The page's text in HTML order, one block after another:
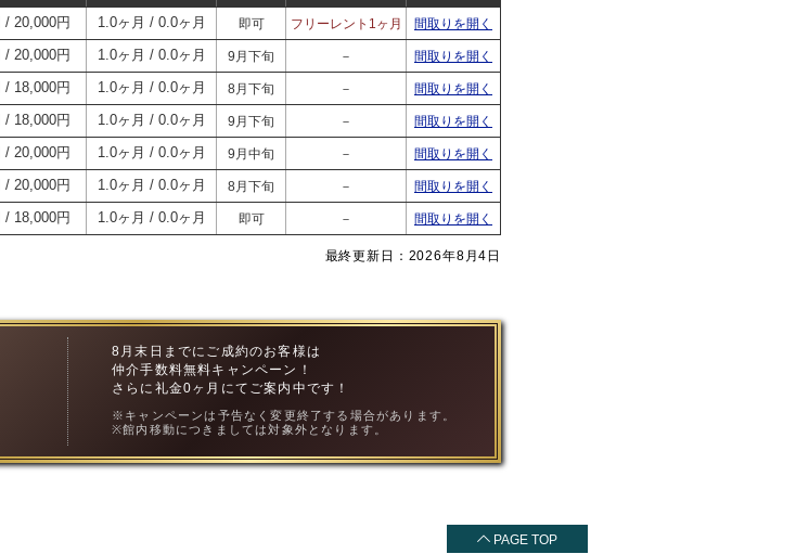
20,000円 1.0ヶ月 0.0ヶ月 即可 フリーレント1ヶ月 間取りを開く
20,000円 1.0ヶ月 0.0ヶ月 9月下旬 － 間取りを開く
18,000円 1.0ヶ月 0.0ヶ月 8月下旬 － 間取りを開く
18,000円 1.0ヶ月 0.0ヶ月 9月下旬 － 間取りを開く
20,000円 1.0ヶ月 0.0ヶ月 9月中旬 － 間取りを開く
20,000円 1.0ヶ月 0.0ヶ月 8月下旬 － 間取りを開く
18,000円 1.0ヶ月 0.0ヶ月 即可 － 間取りを開く
最終更新日：2026年8月4日
8月末日までにご成約のお客様は
仲介手数料無料キャンペーン！
さらに礼金0ヶ月にてご案内中です！
※キャンペーンは予告なく変更終了する場合があります。
※館内移動につきましては対象外となります。
PAGE TOP